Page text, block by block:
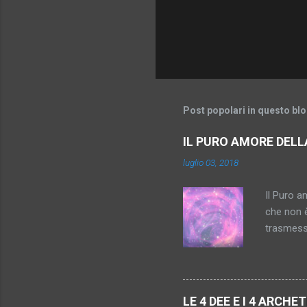
Post popolari in questo
IL PURO AMORE
luglio 03, 2018
Il Puro
che non
Amore
dopo il
Raggio
LE 4 DEE E I 4